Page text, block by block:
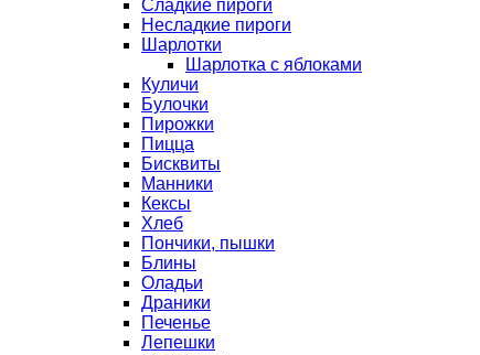
Сладкие пироги
Несладкие пироги
Шарлотки
Шарлотка с яблоками
Куличи
Булочки
Пирожки
Пицца
Бисквиты
Манники
Кексы
Хлеб
Пончики, пышки
Блины
Оладьи
Драники
Печенье
Лепешки